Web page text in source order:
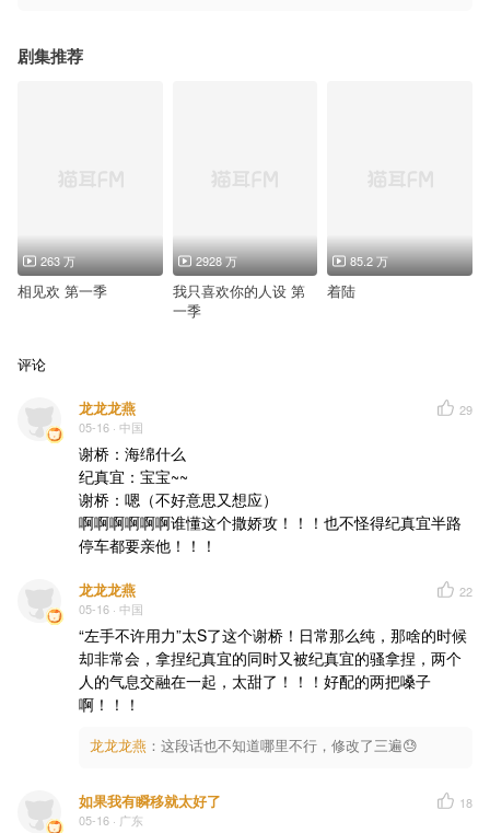
剧集推荐
263 万
相见欢 第一季
2928 万
我只喜欢你的人设 第
一季
85.2 万
着陆
评论
龙龙龙燕
05-16 · 中国
29
谢桥：海绵什么
纪真宜：宝宝~~
谢桥：嗯（不好意思又想应）
啊啊啊啊啊啊谁懂这个撒娇攻！！！也不怪得纪真宜半路
停车都要亲他！！！
龙龙龙燕
05-16 · 中国
22
“左手不许用力”太S了这个谢桥！日常那么纯，那啥的时候
却非常会，拿捏纪真宜的同时又被纪真宜的骚拿捏，两个
人的气息交融在一起，太甜了！！！好配的两把嗓子
啊！！！
龙龙龙燕 ： 这段话也不知道哪里不行，修改了三遍😓
如果我有瞬移就太好了
05-16 · 广东
18